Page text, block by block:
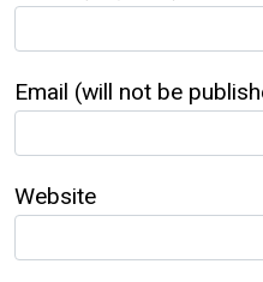
Email (will not be
Website